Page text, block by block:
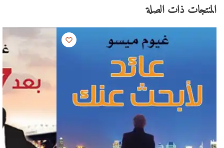
المنتجات ذات الصلة